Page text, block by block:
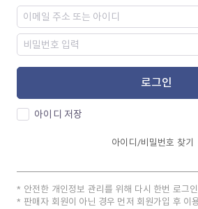
로그인
아이디 저장
아이디/비밀번호 찾기
안전한 개인정보 관리를 위해 다시 한번 로그
판매자 회원이 아닌 경우 먼저 회원가입 후 이